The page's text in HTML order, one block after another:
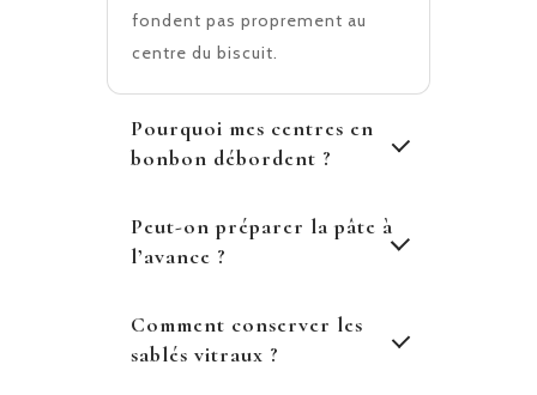
fondent pas proprement au
centre du biscuit.
Pourquoi mes centres en
bonbon débordent ?
Peut-on préparer la pâte à
l’avance ?
Comment conserver les
sablés vitraux ?